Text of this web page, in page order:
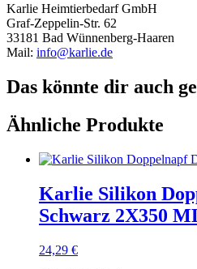
Karlie Heimtierbedarf GmbH
Graf-Zeppelin-Str. 62
33181 Bad Wünnenberg-Haaren
Mail: info@karlie.de
Das könnte dir auch
Ähnliche Produkte
Karlie Silikon
Schwarz 2X350
24,29 €